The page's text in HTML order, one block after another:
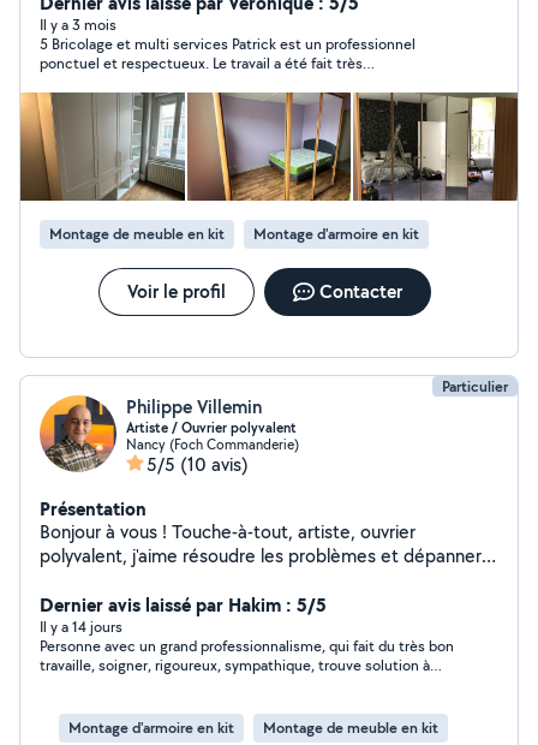
exacte du besoin. Je me déplace sur le département.
MERCI DE RÉPONDRE AUX PROPOSITIONS QUI VOUS
SONT FAITES RAPPEL : Les demandes en privé par un
client se trouvant hors de notre périmètre
géographique ne peuvent pas avoir une réponse.
Il y a 3 mois
5 Bricolage et multi services Patrick est un professionnel
ponctuel et respectueux. Le travail a été fait très
problème.
Montage de meuble en kit Montage d'armoire en kit
Voir le profil Contacter
Particulier
Philippe Villemin
Artiste / Ouvrier polyvalent
Nancy (Foch Commanderie)
5/5 (10 avis)
Présentation
Bonjour à vous ! Touche-à-tout, artiste, ouvrier
polyvalent, j'aime résoudre les problèmes et dépanner.
point d'orgue, j'aime à privilégier la communication et la
bonne entente. Aussi je vous propose mes services et
mon inventivité, avec sérieux, courtoisie et bien sûr
sympathie. À très bientôt !
Dernier avis laissé par Hakim : 5/5
Il y a 14 jours
Personne avec un grand professionnalisme, qui fait du très bon
travaille, soigner, rigoureux, sympathique, trouve solution à
Montage d'armoire en kit
Montage de meuble en kit